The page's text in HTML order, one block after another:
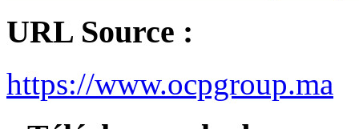
URL Source :
https://www.ocpgroup.ma